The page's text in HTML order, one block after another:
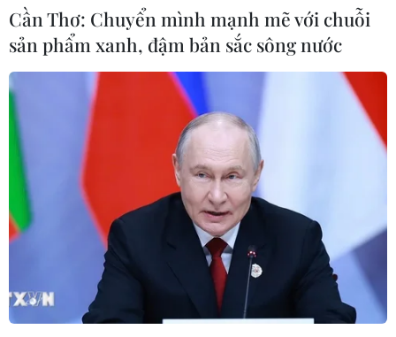
TIN LIÊN QUAN
Cần Thơ: Chuyển mình mạnh mẽ với chuỗi
sản phẩm xanh, đậm bản sắc sông nước